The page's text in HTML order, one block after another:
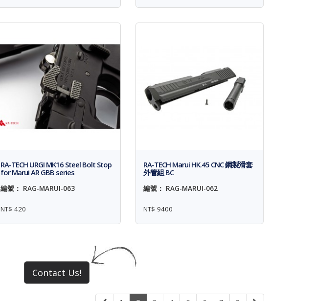
RA-TECH URGI MK16 Steel Bolt Stop
for Marui AR GBB series
編號： RAG-MARUI-063
NT$ 420
RA-TECH Marui HK.45 CNC 鋼製滑套
外管組 BC
編號： RAG-MARUI-062
NT$ 9400
Contact Us!